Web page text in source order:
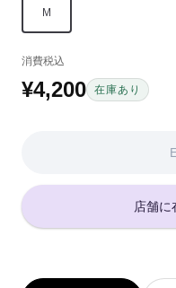
系
M
消費税込
通
格
¥4,200 在庫あり
店舗に